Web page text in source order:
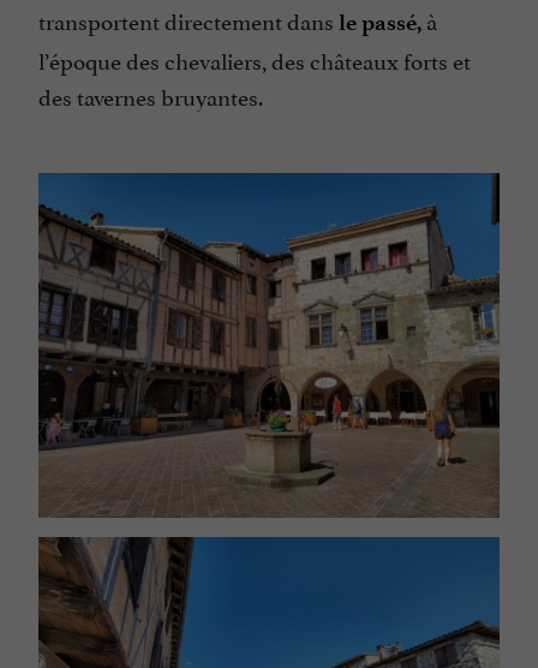
transportent directement dans le passé, à
l’époque des chevaliers, des châteaux forts et
des tavernes bruyantes.